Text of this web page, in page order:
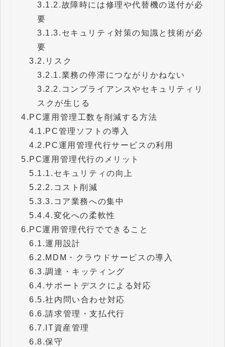
3.1.2.故障時には修理や代替機の送付が必
要
3.1.3. セキュリティ対策の知識と技術が必
要
3.2. リスク
3.2.1.業務の停滞につながりかねない
3.2.2. コンプライアンスやセキュリティリ
スクが生じる
4. PC運用管理工数を削減する方法
4.1. PC管理ソフトの導入
4.2. PC運用管理代行サービスの利用
5. PC運用管理代行のメリット
5.1.1.セキュリティの向上
5.2.2.コスト削減
5.3.3.コア業務への集中
5.4.4.変化への柔軟性
6. PC運用管理代行でできること
6.1.運用設計
6.2. MDM・クラウドサービスの導入
6.3.調達・キッティング
6.4.サポートデスクによる対応
6.5.社内問い合わせ対応
6.6.請求管理・支払代行
6.7. IT資産管理
6.8.保守